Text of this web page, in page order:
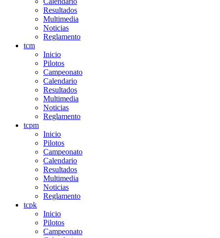
Resultados
Multimedia
Noticias
Reglamento
tcm
Inicio
Pilotos
Campeonato
Calendario
Resultados
Multimedia
Noticias
Reglamento
tcpm
Inicio
Pilotos
Campeonato
Calendario
Resultados
Multimedia
Noticias
Reglamento
tcpk
Inicio
Pilotos
Campeonato